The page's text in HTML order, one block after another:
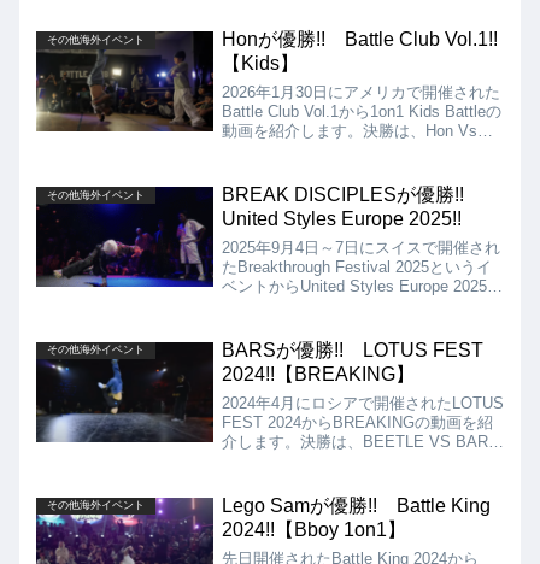
スのMarloneが優勝となりました!!
その他海外イベント
Honが優勝!! Battle Club Vol.1!!
【Kids】
2026年1月30日にアメリカで開催された
Battle Club Vol.1から1on1 Kids Battleの
動画を紹介します。決勝は、Hon Vs
その他海外イベント
BREAK DISCIPLESが優勝!!
United Styles Europe 2025!!
2025年9月4日～7日にスイスで開催され
たBreakthrough Festival 2025というイ
ベントからUnited Styles Europe 2025の
BREAKERSとなりましたが、結果は
BREAK DISCIPLESの優勝となりまし
た!!
その他海外イベント
BARSが優勝!! LOTUS FEST
2024!!【BREAKING】
2024年4月にロシアで開催されたLOTUS
FEST 2024からBREAKINGの動画を紹
介します。決勝は、BEETLE VS BARS
その他海外イベント
Lego Samが優勝!! Battle King
2024!!【Bboy 1on1】
先日開催されたBattle King 2024から